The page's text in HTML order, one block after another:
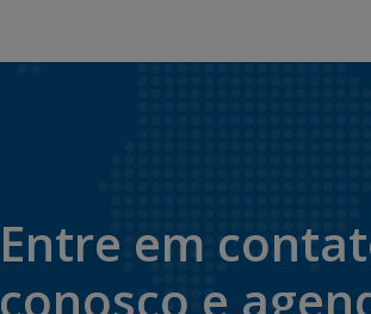
Entre em
conosco e